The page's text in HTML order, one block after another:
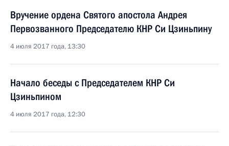
Вручение ордена Святого апостола Андрея
Первозванного Председателю КНР Си Цзиньпину
4 июля 2017 года, 13:30
Начало беседы с Председателем КНР Си
Цзиньпином
4 июля 2017 года, 12:30